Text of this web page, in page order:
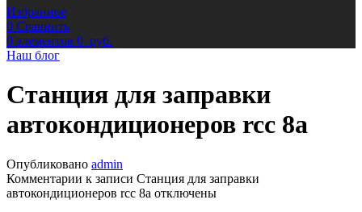
Избранное
0 Сравнить
0 элементов 0 руб.
Наш блог
Станция для заправки
автокондиционеров rcc 8а
Опубликовано admin
Комментарии к записи Станция для заправки
автокондиционеров rcc 8а отключены